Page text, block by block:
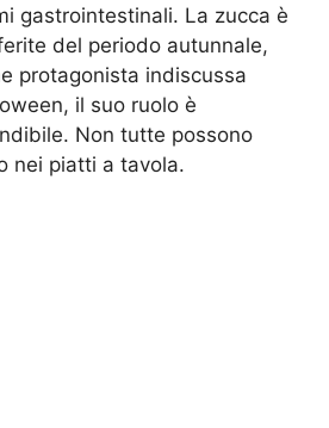
gastrointestinali. La zucca è
del periodo autunnale,
protagonista indiscussa
il suo ruolo è
Non tutte possono
nei piatti a tavola.